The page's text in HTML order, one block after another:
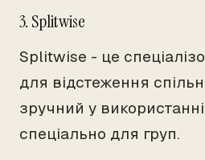
3. Splitwise
Splitwise - це
для відстеження
зручний у
спеціально для груп.